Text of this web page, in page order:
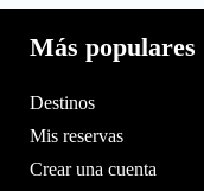
Más populares
Destinos
Mis reservas
Crear una cuenta